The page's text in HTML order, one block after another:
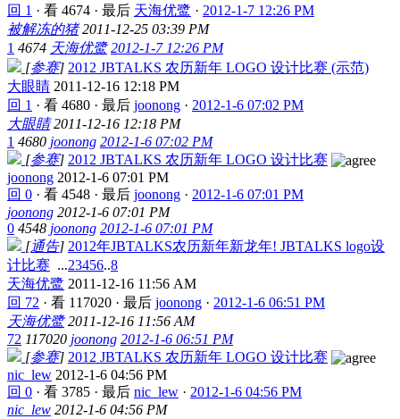
回 1 · 看 4674 · 最后 天海优鹭 · 2012-1-7 12:26 PM
被解冻的猪 2011-12-25 03:39 PM
1 4674 天海优鹭 2012-1-7 12:26 PM
[参赛] 2012 JBTALKS 农历新年 LOGO 设计比赛 (示范)
大眼睛 2011-12-16 12:18 PM
回 1 · 看 4680 · 最后 joonong · 2012-1-6 07:02 PM
大眼睛 2011-12-16 12:18 PM
1 4680 joonong 2012-1-6 07:02 PM
[参赛] 2012 JBTALKS 农历新年 LOGO 设计比赛
joonong 2012-1-6 07:01 PM
回 0 · 看 4548 · 最后 joonong · 2012-1-6 07:01 PM
joonong 2012-1-6 07:01 PM
0 4548 joonong 2012-1-6 07:01 PM
[通告] 2012年JBTALKS农历新年新龙年! JBTALKS logo设
计比赛 ...23456..8
天海优鹭 2011-12-16 11:56 AM
回 72 · 看 117020 · 最后 joonong · 2012-1-6 06:51 PM
天海优鹭 2011-12-16 11:56 AM
72 117020 joonong 2012-1-6 06:51 PM
[参赛] 2012 JBTALKS 农历新年 LOGO 设计比赛
nic_lew 2012-1-6 04:56 PM
回 0 · 看 3785 · 最后 nic_lew · 2012-1-6 04:56 PM
nic_lew 2012-1-6 04:56 PM